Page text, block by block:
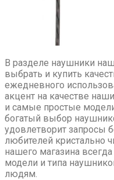
В разделе наушники
выбрать и купить
ежедневного
акцент на качестве
и самые простые
богатый выбор
удовлетворит запросы
любителей кристально
нашего магазина
модели и типа
людям.